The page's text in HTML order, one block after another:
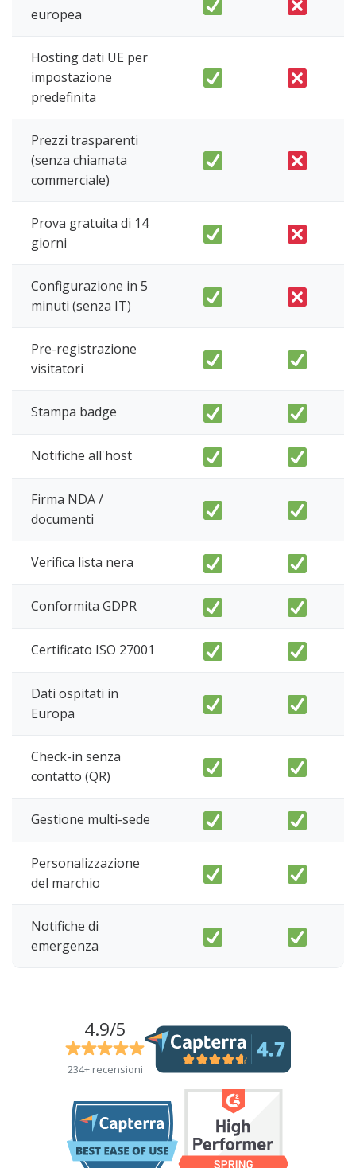
europea
Hosting dati UE per
impostazione
predefinita
Prezzi trasparenti
(senza chiamata
commerciale)
Prova gratuita di 14
giorni
Configurazione in 5
minuti (senza IT)
Pre-registrazione
visitatori
Stampa badge
Notifiche all'host
Firma NDA /
documenti
Verifica lista nera
Conformita GDPR
Certificato ISO 27001
Dati ospitati in
Europa
Check-in senza
contatto (QR)
Gestione multi-sede
Personalizzazione
del marchio
Notifiche di
emergenza
4.9/5
234+ recensioni